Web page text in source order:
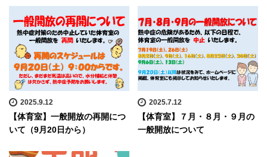
2025.9.12
【体育室】一般開放の再開につ
いて（9月20日から）
2025.7.12
【体育室】７月・８月・９月の
一般開放について